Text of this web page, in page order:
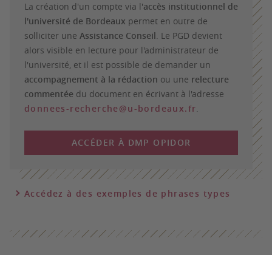
La création d'un compte via l'accès institutionnel de
l'université de Bordeaux permet en outre de
solliciter une Assistance Conseil. Le PGD devient
alors visible en lecture pour l'administrateur de
l'université, et il est possible de demander un
accompagnement à la rédaction ou une relecture
commentée du document en écrivant à l'adresse
donnees-recherche@u-bordeaux.fr.
ACCÉDER À DMP OPIDOR
Accédez à des exemples de phrases types